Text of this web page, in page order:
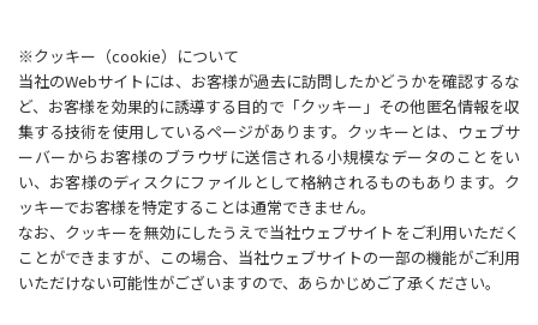
※クッキー（cookie）について
当社のWebサイトには、お客様が過去に訪問したかどうかを確認するな
ど、お客様を効果的に誘導する目的で「クッキー」その他匿名情報を収
集する技術を使用しているページがあります。クッキーとは、ウェブサ
ーバーからお客様のブラウザに送信される小規模なデータのことをい
い、お客様のディスクにファイルとして格納されるものもあります。ク
ッキーでお客様を特定することは通常できません。
なお、クッキーを無効にしたうえで当社ウェブサイトをご利用いただく
ことができますが、この場合、当社ウェブサイトの一部の機能がご利用
いただけない可能性がございますので、あらかじめご了承ください。